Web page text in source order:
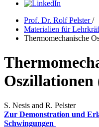
Prof. Dr. Rolf Pelster/
Materialien für
Thermomechanische
S. Nesis and R. Pelster
Zur Demonstration und
Schwingungen